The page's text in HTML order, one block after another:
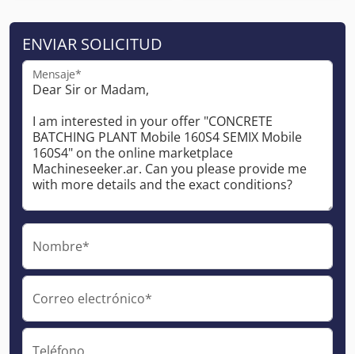
ENVIAR SOLICITUD
Mensaje*
Nombre*
Correo electrónico*